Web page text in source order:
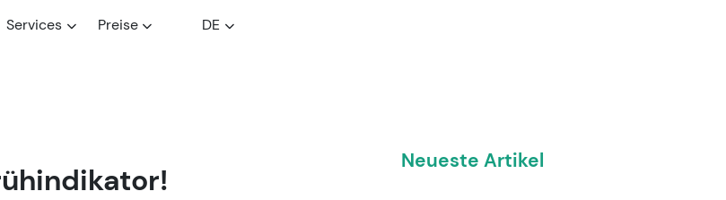
Services Preise DE
Neueste Artikel